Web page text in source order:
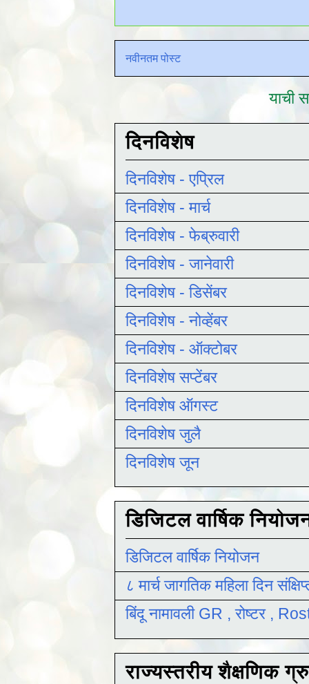
नवीनतम पोस्ट
याची
दिनविशेष
दिनविशेष - एप्रिल
दिनविशेष - मार्च
दिनविशेष - फेब्रुवारी
दिनविशेष - जानेवारी
दिनविशेष - डिसेंबर
दिनविशेष - नोव्हेंबर
दिनविशेष - ऑक्टोबर
दिनविशेष सप्टेंबर
दिनविशेष ऑगस्ट
दिनविशेष जुलै
दिनविशेष जून
डिजिटल वार्षिक
डिजिटल वार्षिक नियोजन
८ मार्च जागतिक महिला दिन
बिंदू नामावली GR , रोष्टर ,
राज्यस्तरीय शैक्षणिक